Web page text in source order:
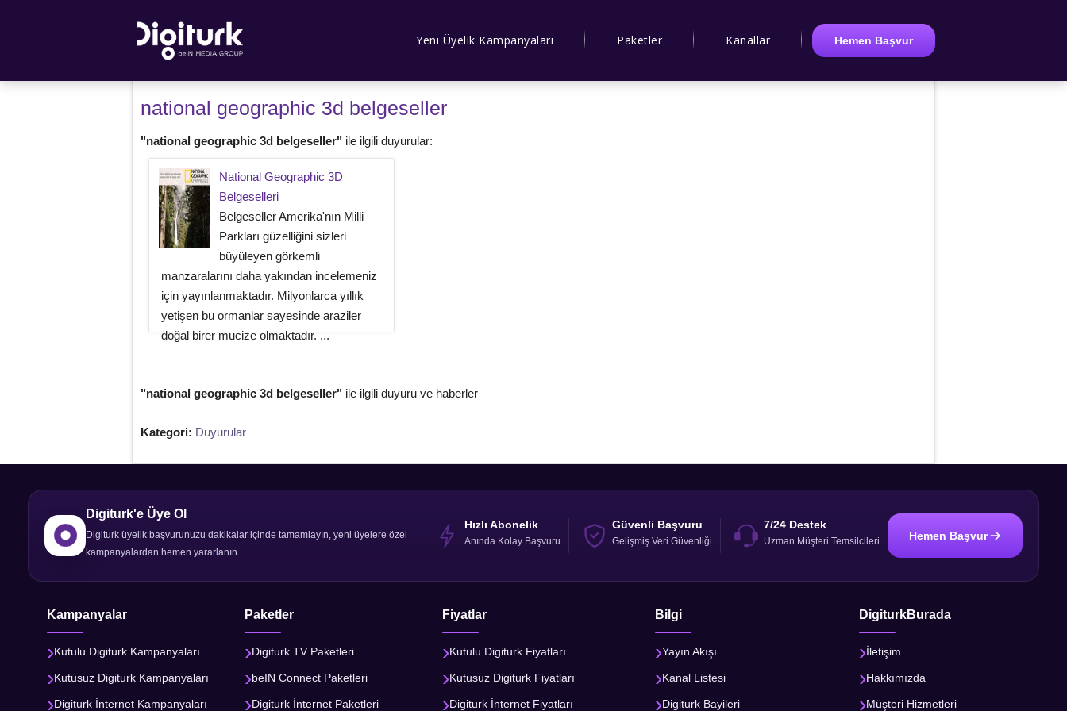
Yeni Üyelik Kampanyaları Paketler Kanallar Hemen Başvur
national geographic 3d belgeseller
"national geographic 3d belgeseller" ile ilgili duyurular:
National Geographic 3D
Belgeselleri
Belgeseller Amerika'nın Milli
Parkları güzelliğini sizleri
büyüleyen görkemli
manzaralarını daha yakından incelemeniz
için yayınlanmaktadır. Milyonlarca yıllık
yetişen bu ormanlar sayesinde araziler
doğal birer mucize olmaktadır. ...
"national geographic 3d belgeseller" ile ilgili duyuru ve haberler
Kategori: Duyurular
Digiturk'e Üye Ol
Digiturk üyelik başvurunuzu dakikalar içinde tamamlayın, yeni üyelere özel
kampanyalardan hemen yararlanın.
Hızlı Abonelik
Anında Kolay Başvuru
Güvenli Başvuru
Gelişmiş Veri Güvenliği
7/24 Destek
Uzman Müşteri Temsilcileri Hemen Başvur
Kampanyalar
Kutulu Digiturk Kampanyaları
Kutusuz Digiturk Kampanyaları
Digiturk İnternet Kampanyaları
Paketler
Digiturk TV Paketleri
beIN Connect Paketleri
Digiturk İnternet Paketleri
Fiyatlar
Kutulu Digiturk Fiyatları
Kutusuz Digiturk Fiyatları
Digiturk İnternet Fiyatları
Bilgi
Yayın Akışı
Kanal Listesi
Digiturk Bayileri
DigiturkBurada
İletişim
Hakkımızda
Müşteri Hizmetleri